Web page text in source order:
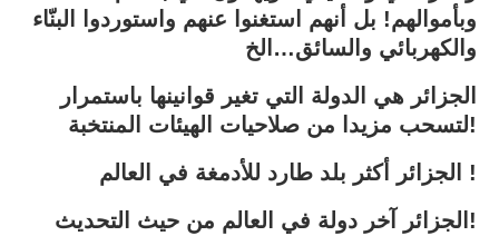
وبأموالهم! بل أنهم استغنوا عنهم واستوردوا البنّاء
والكهربائي والسائق…الخ
الجزائر هي الدولة التي تغير قوانينها باستمرار
لتسحب مزيدا من صلاحيات الهيئات المنتخبة!
الجزائر أكثر بلد طارد للأدمغة في العالم !
الجزائر آخر دولة في العالم من حيث التحديث!